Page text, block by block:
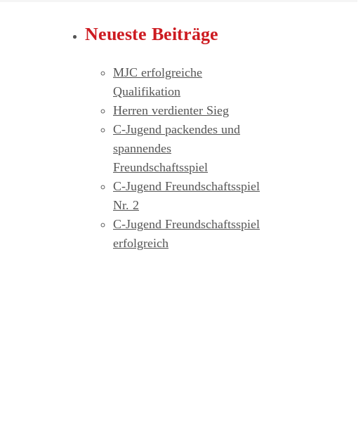
Neueste Beiträge
MJC erfolgreiche
Qualifikation
Herren verdienter Sieg
C-Jugend packendes und
spannendes
Freundschaftsspiel
C-Jugend Freundschaftsspiel
Nr. 2
C-Jugend Freundschaftsspiel
erfolgreich